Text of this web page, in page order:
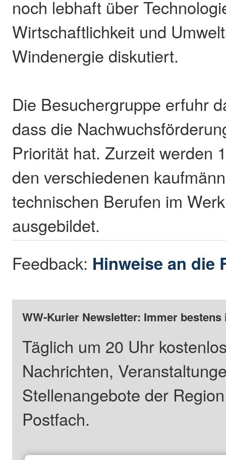
noch lebhaft über
Wirtschaftlichkeit und
Windenergie diskutiert.
Die Besuchergruppe erfuhr
dass die
Priorität hat. Zurzeit werden
den verschiedenen
technischen Berufen im
ausgebildet.
Feedback: Hinweise an die
WW-Kurier Newsletter: Immer
Täglich um 20 Uhr
Nachrichten,
Stellenangebote der
Postfach.